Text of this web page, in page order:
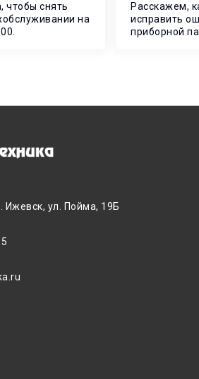
чтобы снять
на
Расскажем,
исправить
приборной
Ижевск, ул. Пойма, 19Б